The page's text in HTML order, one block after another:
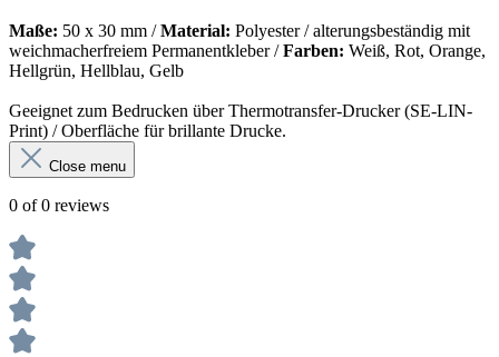
Maße: 50 x 30 mm /Material: Polyester / alterungsbeständig mit
weichmacherfreiem Permanentkleber /Farben: Weiß, Rot, Orange,
Hellgrün, Hellblau, Gelb
Geeignet zum Bedrucken über Thermotransfer-Drucker (SE-LIN-
Print) / Oberfläche für brillante Drucke.
Close menu
0 of 0 reviews